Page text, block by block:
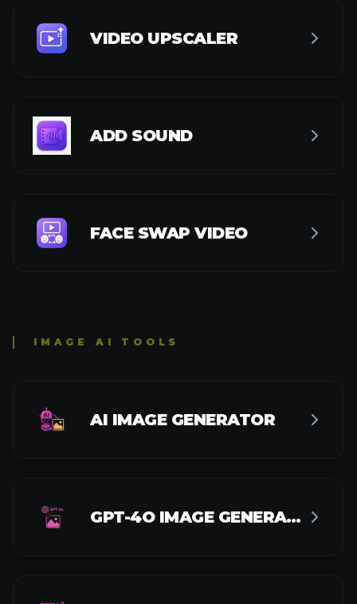
VIDEO UPSCALER
ADD SOUND
FACE SWAP VIDEO
IMAGE AI TOOLS
AI IMAGE GENERATOR
GPT-4O IMAGE GENERATOR